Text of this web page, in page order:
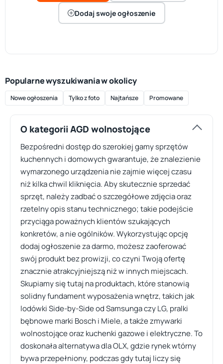
Dodaj swoje ogłoszenie
Popularne wyszukiwania w okolicy
Nowe ogłoszenia Tylko z foto Najtańsze Promowane
O kategorii AGD wolnostojące
Bezpośredni dostęp do szerokiej gamy sprzętów
kuchennych i domowych gwarantuje, że znalezienie
wymarzonego urządzenia nie zajmie więcej czasu
niż kilka chwil kliknięcia. Aby skutecznie sprzedać
sprzęt, należy zadbać o szczegółowe zdjęcia oraz
rzetelny opis stanu technicznego; takie podejście
przyciąga poważnych klientów szukających
konkretów, a nie ogólników. Wykorzystując opcję
dodaj ogłoszenie za darmo, możesz zaoferować
swój produkt bez prowizji, co czyni Twoją ofertę
znacznie atrakcyjniejszą niż w innych miejscach.
Skupiamy się tutaj na produktach, które stanowią
solidny fundament wyposażenia wnętrz, takich jak
lodówki Side-by-Side od Samsunga czy LG, pralki
bębnowe marki Bosch i Miele, a także zmywarki
wolnostojące oraz kuchenki gazowe i elektryczne. To
doskonała alternatywa dla OLX, gdzie rynek wtórny
bywa przepełniony, podczas gdy tutaj liczy się